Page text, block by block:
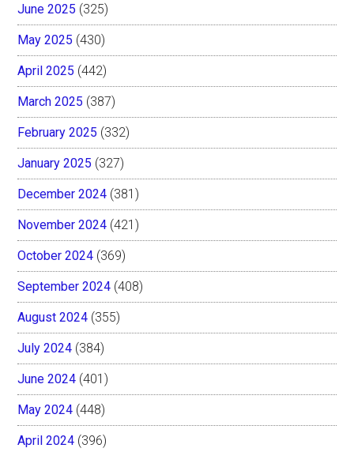
June 2025 (325)
May 2025 (430)
April 2025 (442)
March 2025 (387)
February 2025 (332)
January 2025 (327)
December 2024 (381)
November 2024 (421)
October 2024 (369)
September 2024 (408)
August 2024 (355)
July 2024 (384)
June 2024 (401)
May 2024 (448)
April 2024 (396)